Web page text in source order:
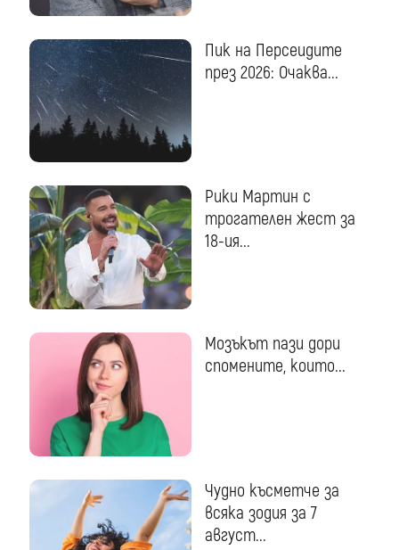
Пик на Персеидите
през 2026: Очаква...
Рики Мартин с
трогателен жест за
18-ия...
Мозъкът пази дори
спомените, които...
Чудно късметче за
всяка зодия за 7
август...